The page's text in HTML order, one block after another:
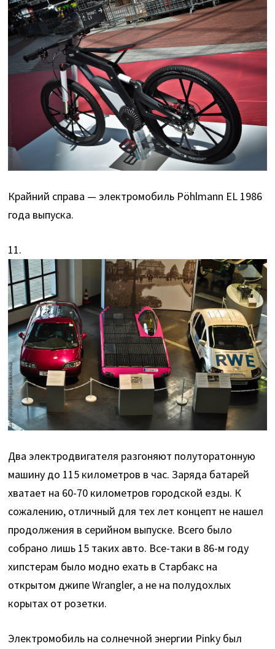
Крайний справа — электромобиль Pöhlmann EL 1986
года выпуска.
11.
Два электродвигателя разгоняют полуторатонную
машину до 115 километров в час. Заряда батарей
хватает на 60-70 километров городской езды. К
сожалению, отличный для тех лет концепт не нашел
продолжения в серийном выпуске. Всего было
собрано лишь 15 таких авто. Все-таки в 86-м году
хипстерам было модно ехать в Старбакс на
открытом джипе Wrangler, а не на полудохлых
корытах от розетки.
Электромобиль на солнечной энергии Pinky был